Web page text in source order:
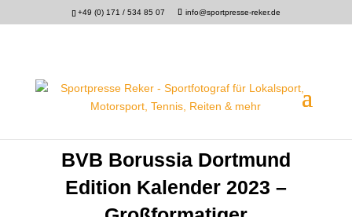
+49 (0) 171 / 534 85 07 info@sportpresse-reker.de
BVB Borussia Dortmund
Edition Kalender 2023 –